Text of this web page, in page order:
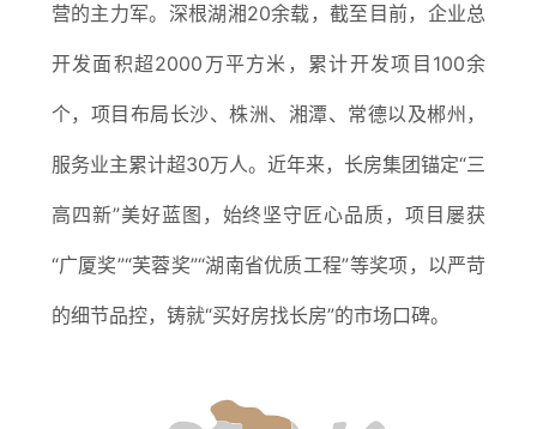
营的主力军。深根湖湘20余载，截至目前，企业总
开发面积超2000万平方米，累计开发项目100余
个，项目布局长沙、株洲、湘潭、常德以及郴州，
服务业主累计超30万人。近年来，长房集团锚定“三
高四新”美好蓝图，始终坚守匠心品质，项目屡获
“广厦奖”“芙蓉奖”“湖南省优质工程”等奖项，以严苛
的细节品控，铸就“买好房找长房”的市场口碑。